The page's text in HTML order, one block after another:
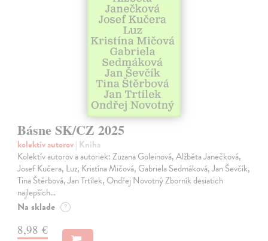
Básne SK/CZ 2025
kolektív autorov| Kniha
Kolektív autorov a autoriek: Zuzana Goleinová, Alžběta Janečková,
Josef Kučera, Luz, Kristína Mičová, Gabriela Sedmáková, Jan Ševčík,
Tina Štěrbová, Jan Trtílek, Ondřej Novotný Zborník desiatich
najlepších…
Na sklade ?
8,98 €